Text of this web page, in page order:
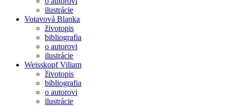
ilustrácie
Votavová Blanka
životopis
bibliografia
o autorovi
ilustrácie
Weisskopf Viliam
životopis
bibliografia
o autorovi
ilustrácie